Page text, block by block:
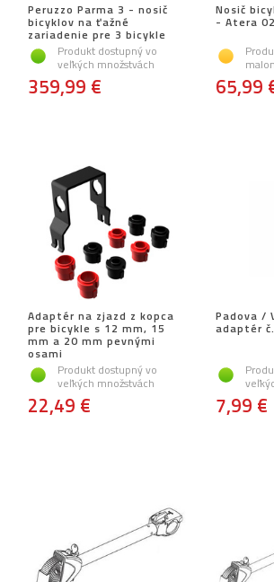
Peruzzo Parma 3 - nosič
bicyklov na ťažné
zariadenie pre 3 bicykle
Produkt dostupný vo
veľkých množstvách
359,99 €
Nosič
- Atera
65,99
Adaptér na zjazd z kopca
pre bicykle s 12 mm, 15
mm a 20 mm pevnými
osami
Produkt dostupný vo
veľkých množstvách
22,49 €
Padova /
adaptér
7,99 €